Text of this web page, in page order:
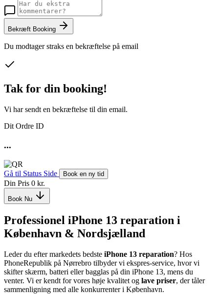
Bekræft Booking
Du modtager straks en bekræftelse på email
Tak for din booking!
Vi har sendt en bekræftelse til din email.
Dit Ordre ID
...
Gå til Status Side Book en ny tid
Din Pris 0 kr.
Book Nu
Professionel iPhone 13 reparation i
København & Nordsjælland
Leder du efter markedets bedste iPhone 13 reparation? Hos
PhoneRepublik på Nørrebro tilbyder vi ekspres-service, hvor vi
skifter skærm, batteri eller bagglas på din iPhone 13, mens du
venter. Vi er kendt for vores høje kvalitet og lave priser, der tåler
sammenligning med alle konkurrenter i København.